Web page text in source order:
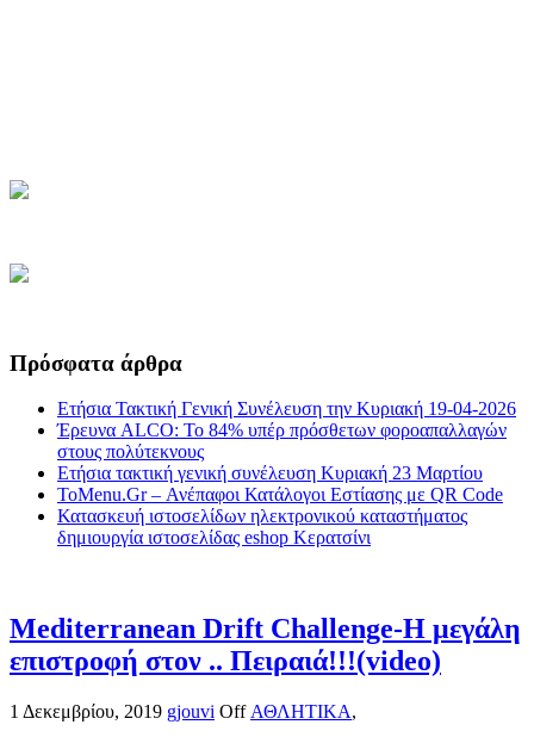
Πρόσφατα άρθρα
Ετήσια Τακτική Γενική Συνέλευση την Κυριακή 19-04-2026
Έρευνα ALCO: Το 84% υπέρ πρόσθετων φοροαπαλλαγών
στους πολύτεκνους
Ετήσια τακτική γενική συνέλευση Κυριακή 23 Μαρτίου
ToMenu.Gr – Ανέπαφοι Κατάλογοι Εστίασης με QR Code
Κατασκευή ιστοσελίδων ηλεκτρονικού καταστήματος
δημιουργία ιστοσελίδας eshop Κερατσίνι
Mediterranean Drift Challenge-Η μεγάλη
επιστροφή στον .. Πειραιά!!!(video)
1 Δεκεμβρίου, 2019 gjouvi Off ΑΘΛΗΤΙΚΑ,